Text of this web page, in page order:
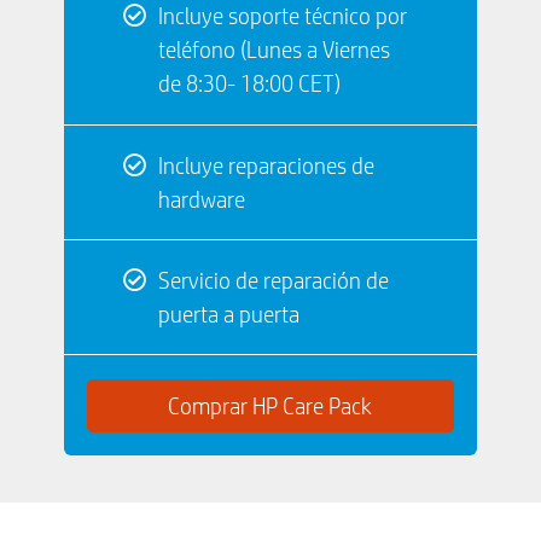
Incluye soporte técnico por
teléfono (Lunes a Viernes
de 8:30- 18:00 CET)
Incluye reparaciones de
hardware
Servicio de reparación de
puerta a puerta
Comprar HP Care Pack